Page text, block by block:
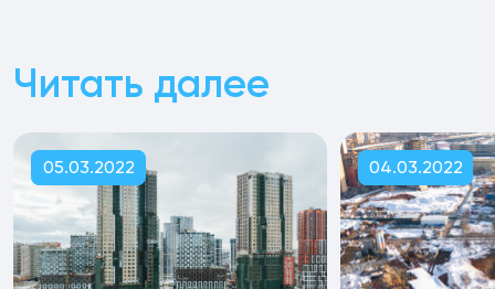
Читать далее
05.03.2022 04.03.2022